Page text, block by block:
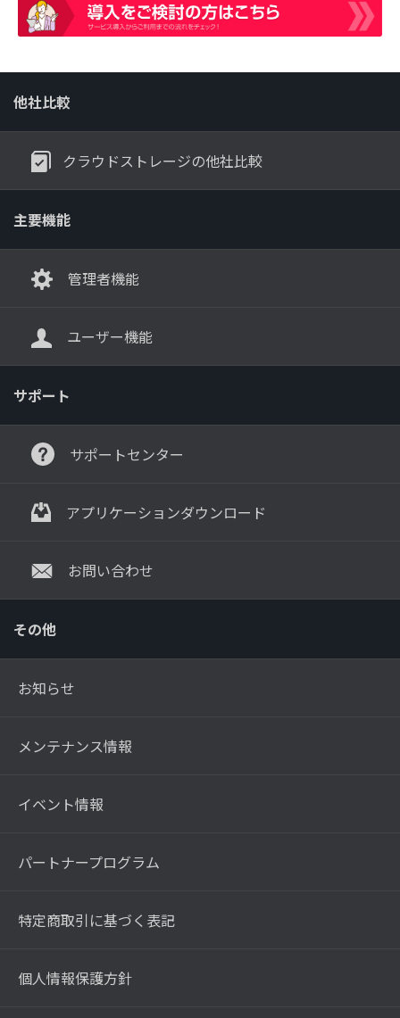
他社比較
クラウドストレージの他社比較
主要機能
管理者機能
ユーザー機能
サポート
サポートセンター
アプリケーションダウンロード
お問い合わせ
その他
お知らせ
メンテナンス情報
イベント情報
パートナープログラム
特定商取引に基づく表記
個人情報保護方針